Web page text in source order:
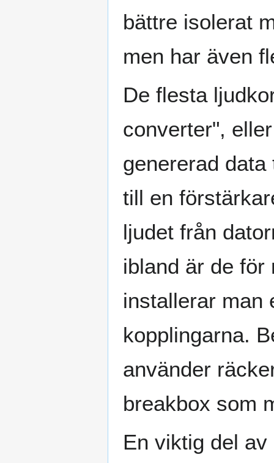
bättre isolerat
men har även
De flesta
converter",
genererad
till en
ljudet från
ibland är de för
installerar man
kopplingarna.
använder
breakbox som
En viktig del